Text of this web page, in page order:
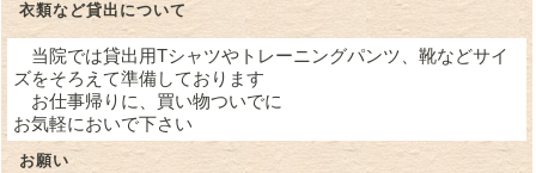
衣類など貸出について
当院では貸出用Tシャツやトレーニングパンツ、靴などサイ
ズをそろえて準備しております
お仕事帰りに、買い物ついでに
お気軽においで下さい
お願い